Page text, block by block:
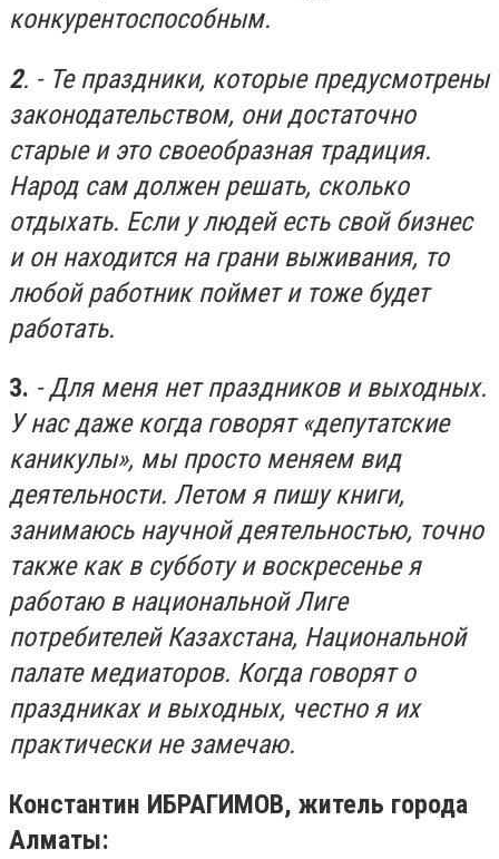
конкурентоспособным.
2. - Те праздники, которые предусмотрены
законодательством, они достаточно
старые и это своеобразная традиция.
Народ сам должен решать, сколько
отдыхать. Если у людей есть свой бизнес
и он находится на грани выживания, то
любой работник поймет и тоже будет
работать.
3. - Для меня нет праздников и выходных.
У нас даже когда говорят «депутатские
каникулы», мы просто меняем вид
деятельности. Летом я пишу книги,
занимаюсь научной деятельностью, точно
также как в субботу и воскресенье я
работаю в национальной Лиге
потребителей Казахстана, Национальной
палате медиаторов. Когда говорят о
праздниках и выходных, честно я их
практически не замечаю.
Константин ИБРАГИМОВ, житель города
Алматы: